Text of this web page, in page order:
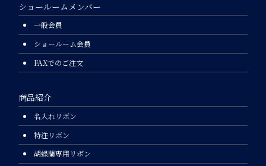
ショールームメンバー
一般会員
ショールーム会員
FAXでのご注文
商品紹介
名入れリボン
特注リボン
胡蝶蘭専用リボン